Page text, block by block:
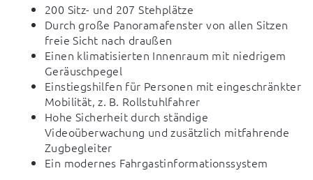
200 Sitz- und 207 Stehplätze
Durch große Panoramafenster von allen Sitzen
freie Sicht nach draußen
Einen klimatisierten Innenraum mit niedrigem
Geräuschpegel
Einstiegshilfen für Personen mit eingeschränkter
Mobilität, z. B. Rollstuhlfahrer
Hohe Sicherheit durch ständige
Videoüberwachung und zusätzlich mitfahrende
Zugbegleiter
Ein modernes Fahrgastinformationssystem